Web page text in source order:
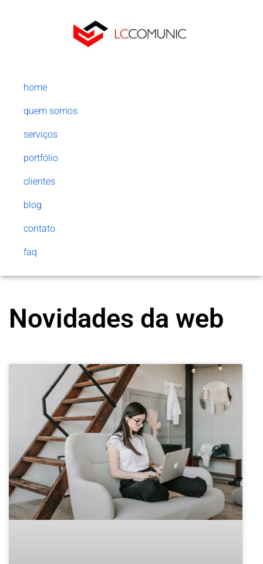
home
quem somos
serviços
portfólio
clientes
blog
contato
faq
Novidades da web